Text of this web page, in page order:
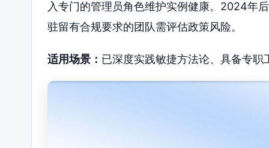
入专门的管理员角色维护实例健康。2024年
驻留有合规要求的团队需评估政策风险。
适用场景： 已深度实践敏捷方法论、具备专